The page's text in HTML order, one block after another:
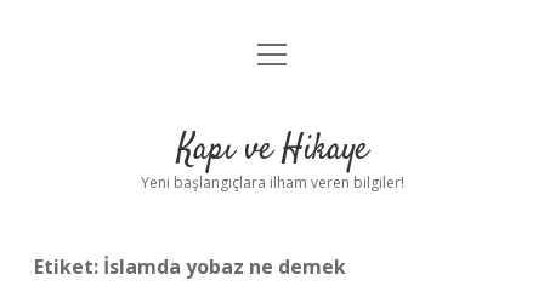
Anasayfa
Yasal Uyarı
menüyü
Kapı ve Hikaye
Yeni başlangıçlara ilham veren bilgiler!
Etiket: İslamda yobaz ne demek